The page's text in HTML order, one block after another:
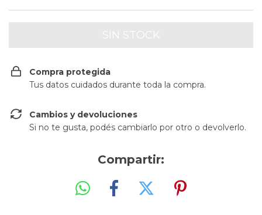
Compra protegida
Tus datos cuidados durante toda la compra.
Cambios y devoluciones
Si no te gusta, podés cambiarlo por otro o devolverlo.
Compartir: